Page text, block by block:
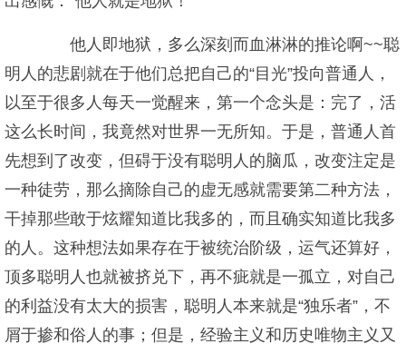
他人即地狱，多么深刻而血淋淋的推论啊~~聪
明人的悲剧就在于他们总把自己的“目光”投向普通人，
以至于很多人每天一觉醒来，第一个念头是：完了，活
这么长时间，我竟然对世界一无所知。于是，普通人首
先想到了改变，但碍于没有聪明人的脑瓜，改变注定是
一种徒劳，那么摘除自己的虚无感就需要第二种方法，
干掉那些敢于炫耀知道比我多的，而且确实知道比我多
的人。这种想法如果存在于被统治阶级，运气还算好，
顶多聪明人也就被挤兑下，再不疵就是一孤立，对自己
的利益没有太大的损害，聪明人本来就是“独乐者”，不
屑于掺和俗人的事；但是，经验主义和历史唯物主义又